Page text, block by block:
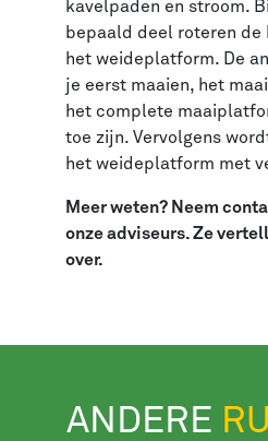
kavelpaden en stroom.
bepaald deel roteren de
het weideplatform. De
je eerst maaien, het
het complete
toe zijn. Vervolgens
het weideplatform met
Meer weten? Neem
onze adviseurs. Ze
over.
ANDERE